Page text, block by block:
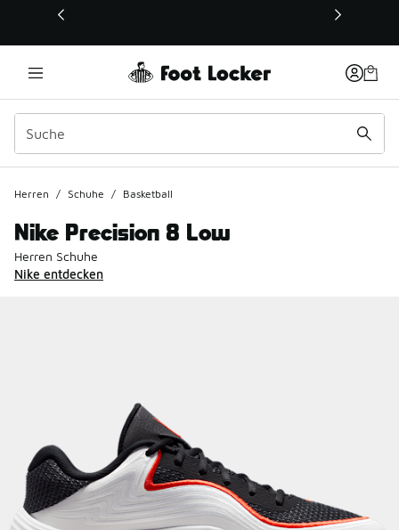
Dieser Link öffnet sich in einem neuen Fenster
Herren / Schuhe / Basketball
Nike Precision 8 Low
Herren Schuhe
Nike entdecken